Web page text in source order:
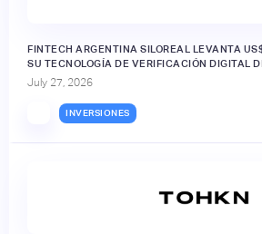
FINTECH ARGENTINA SILOREAL LEVANTA
SU TECNOLOGÍA DE VERIFICACIÓN DIGITAL
July 27, 2026
INVERSIONES